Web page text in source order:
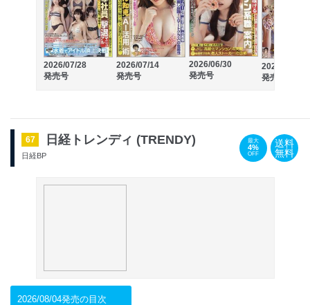
2026/07/28
発売号
2026/07/14
発売号
2026/06/30
発売号
2026/06/16
発売号
67 日経トレンディ (TRENDY)
日経BP
最大
4%
OFF
送料
無料
2026/08/04発売の目次